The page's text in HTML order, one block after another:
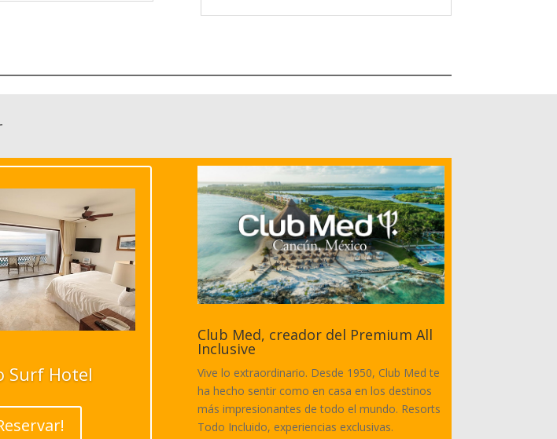
Surf Hotel
Club Med, creador del Premium All
Inclusive
Vive lo extraordinario. Desde 1950, Club Med te
ha hecho sentir como en casa en los destinos
más impresionantes de todo el mundo. Resorts
Todo Incluido, experiencias exclusivas.